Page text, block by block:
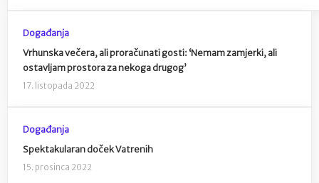
Događanja
Vrhunska večera, ali proračunati gosti: ‘Nemam zamjerki, ali
ostavljam prostora za nekoga drugog’
17. listopada 2022
Događanja
Spektakularan doček Vatrenih
15. prosinca 2022